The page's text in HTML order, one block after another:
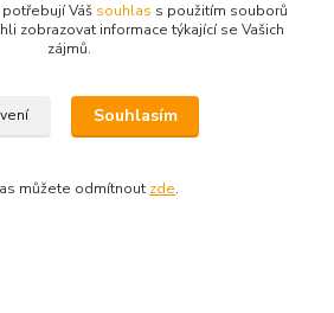
Váš souhlas s použitím souborů
zobrazovat informace týkající se Vašich
zájmů.
Souhlasím
můžete odmítnout zde.